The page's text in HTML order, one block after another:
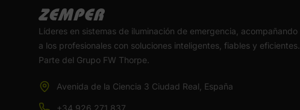
Líderes en sistemas de iluminación de emergencia, acompañando
a los profesionales con soluciones inteligentes, fiables y eficientes.
Parte del Grupo FW Thorpe.
Avenida de la Ciencia 3 Ciudad Real, España